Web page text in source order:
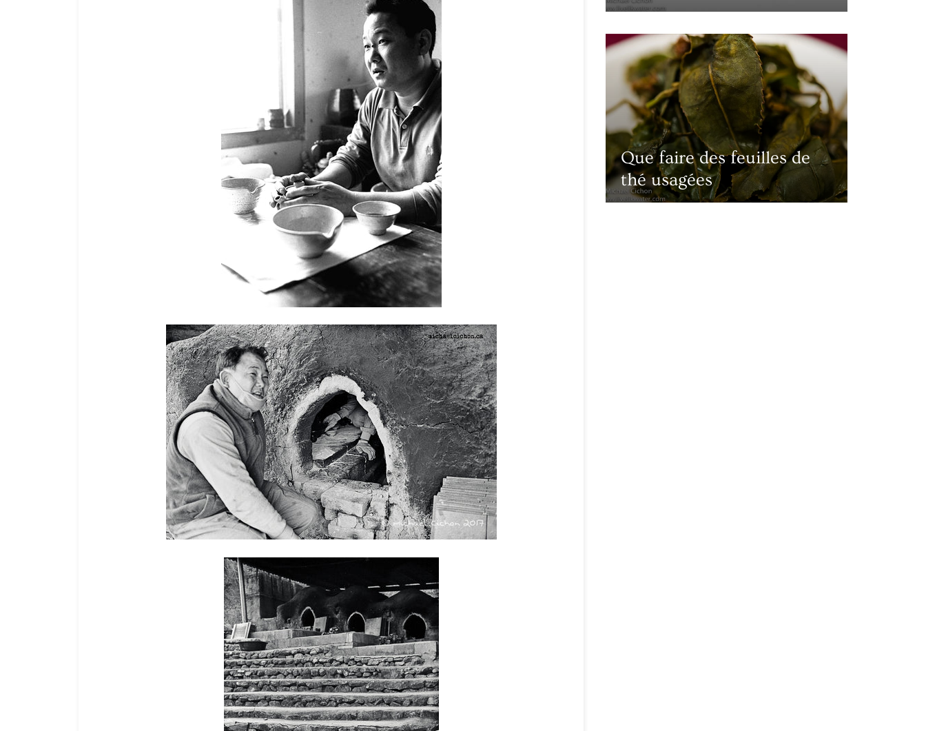
Que faire des feuilles de
thé usagées